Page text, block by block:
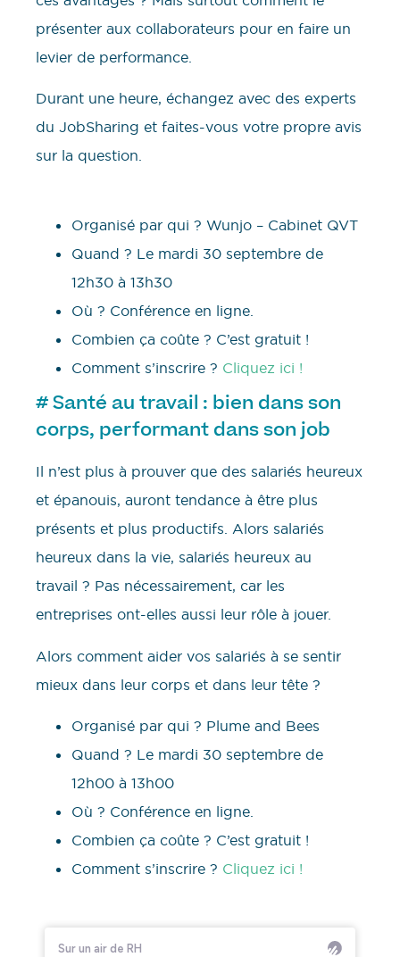
présenter aux collaborateurs pour en faire un
levier de performance.
Durant une heure, échangez avec des experts
du JobSharing et faites-vous votre propre avis
sur la question.
Organisé par qui ? Wunjo – Cabinet QVT
Quand ? Le mardi 30 septembre de
12h30 à 13h30
Où ? Conférence en ligne.
Combien ça coûte ? C’est gratuit !
Comment s’inscrire ? Cliquez ici !
# Santé au travail : bien dans son
corps, performant dans son job
Il n’est plus à prouver que des salariés heureux
et épanouis, auront tendance à être plus
présents et plus productifs. Alors salariés
heureux dans la vie, salariés heureux au
travail ? Pas nécessairement, car les
entreprises ont-elles aussi leur rôle à jouer.
Alors comment aider vos salariés à se sentir
mieux dans leur corps et dans leur tête ?
Organisé par qui ? Plume and Bees
Quand ? Le mardi 30 septembre de
12h00 à 13h00
Où ? Conférence en ligne.
Combien ça coûte ? C’est gratuit !
Comment s’inscrire ? Cliquez ici !